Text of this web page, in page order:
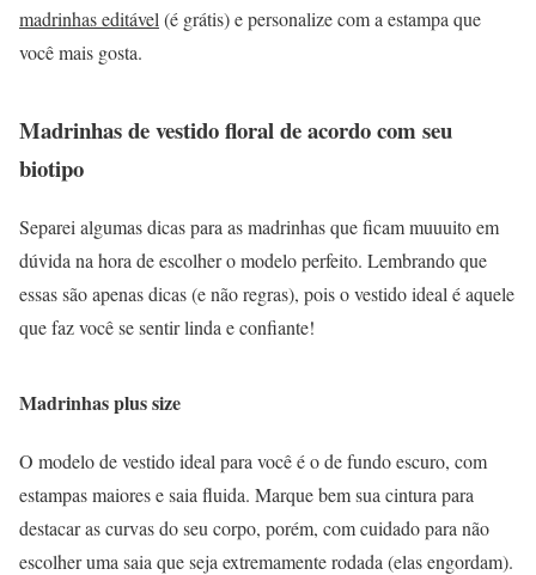
madrinhas editável (é grátis) e personalize com a estampa que
você mais gosta.
Madrinhas de vestido floral de acordo com seu
biotipo
Separei algumas dicas para as madrinhas que ficam muuuito em
dúvida na hora de escolher o modelo perfeito. Lembrando que
essas são apenas dicas (e não regras), pois o vestido ideal é aquele
que faz você se sentir linda e confiante!
Madrinhas plus size
O modelo de vestido ideal para você é o de fundo escuro, com
estampas maiores e saia fluida. Marque bem sua cintura para
destacar as curvas do seu corpo, porém, com cuidado para não
escolher uma saia que seja extremamente rodada (elas engordam).